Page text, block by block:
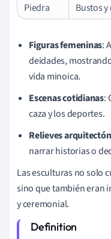
Piedra
Bustos
Figuras femeninas:
deidades,
vida minoica.
Escenas cotidianas:
caza y los deportes.
Relieves
narrar historias o
Las esculturas no solo
sino que también eran
y ceremonial.